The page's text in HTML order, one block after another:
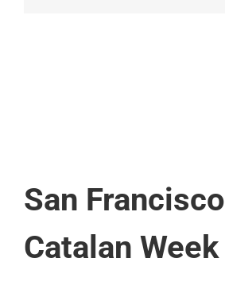
San Francisco
Catalan Week